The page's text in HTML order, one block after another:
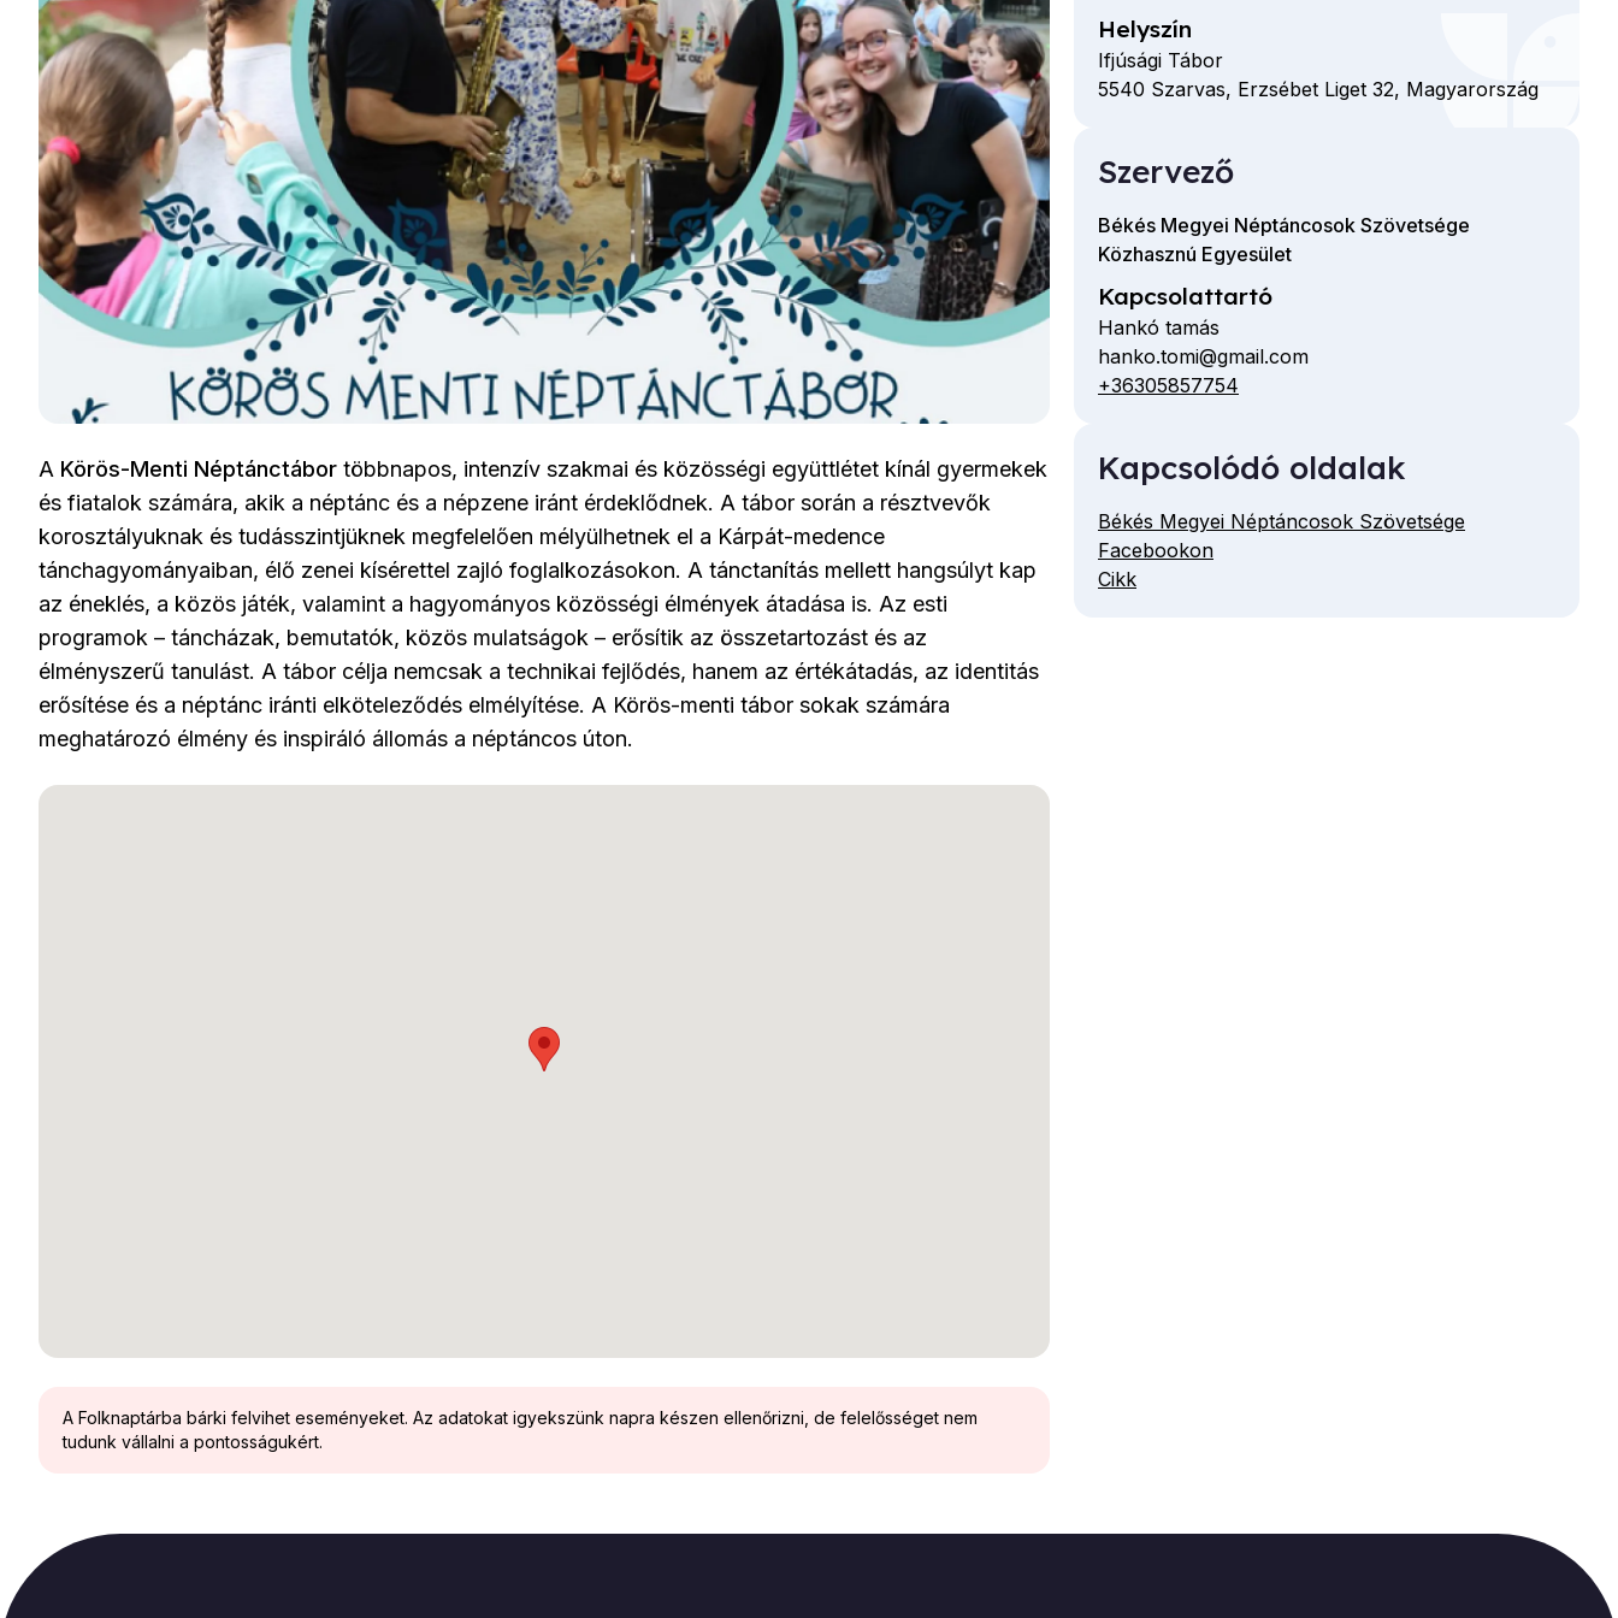
A Körös-Menti Néptánctábor többnapos, intenzív szakmai és közösségi együttlétet kínál gyermekek
és fiatalok számára, akik a néptánc és a népzene iránt érdeklődnek. A tábor során a résztvevők
korosztályuknak és tudásszintjüknek megfelelően mélyülhetnek el a Kárpát-medence
tánchagyományaiban, élő zenei kísérettel zajló foglalkozásokon. A tánctanítás mellett hangsúlyt kap
az éneklés, a közös játék, valamint a hagyományos közösségi élmények átadása is. Az esti
programok – táncházak, bemutatók, közös mulatságok – erősítik az összetartozást és az
élményszerű tanulást. A tábor célja nemcsak a technikai fejlődés, hanem az értékátadás, az identitás
erősítése és a néptánc iránti elköteleződés elmélyítése. A Körös-menti tábor sokak számára
meghatározó élmény és inspiráló állomás a néptáncos úton.
A Folknaptárba bárki felvihet eseményeket. Az adatokat igyekszünk napra készen ellenőrizni, de felelősséget nem
tudunk vállalni a pontosságukért.
Helyszín
Ifjúsági Tábor
5540 Szarvas, Erzsébet Liget 32, Magyarország
Szervező
Békés Megyei Néptáncosok Szövetsége
Közhasznú Egyesület
Kapcsolattartó
Hankó tamás
E-
mail
hanko.tomi@gmail.com
Telefon
+36305857754
Kapcsolódó oldalak
Békés Megyei Néptáncosok Szövetsége
Facebookon
Cikk